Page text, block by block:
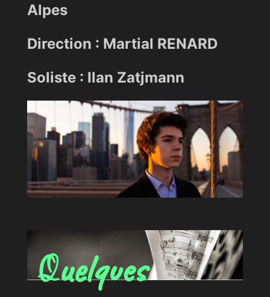
Alpes
Direction : Martial RENARD
Soliste : Ilan Zatjmann
Quelques